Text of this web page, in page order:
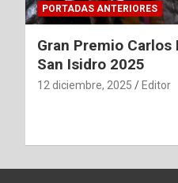
PORTADAS ANTERIORES
Gran Premio
San Isidro 2025
12 diciembre, 2025 Editor